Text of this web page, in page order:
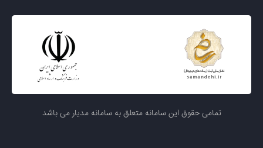
تمامی حقوق این سامانه متعلق به سامانه مدیار می باشد